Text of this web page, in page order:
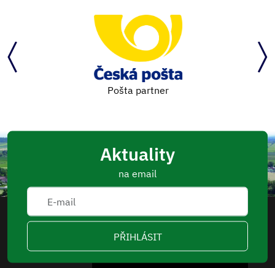
Pošta partner
Aktuality
na email
PŘIHLÁSIT